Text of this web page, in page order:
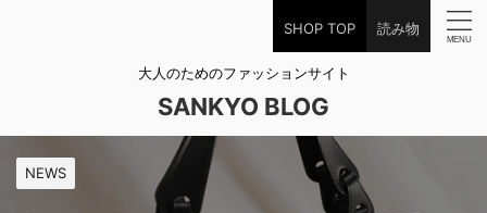
SHOP TOP 読み物
大人のためのファッションサイト
SANKYO BLOG
NEWS